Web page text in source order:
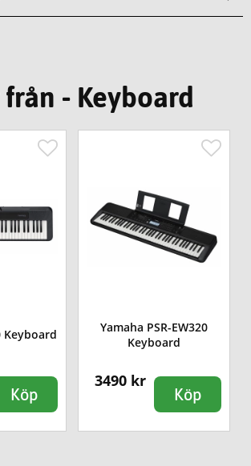
- Keyboard
Keyboard
Köp
Yamaha PSR-EW320
Keyboard
3490 kr
Köp